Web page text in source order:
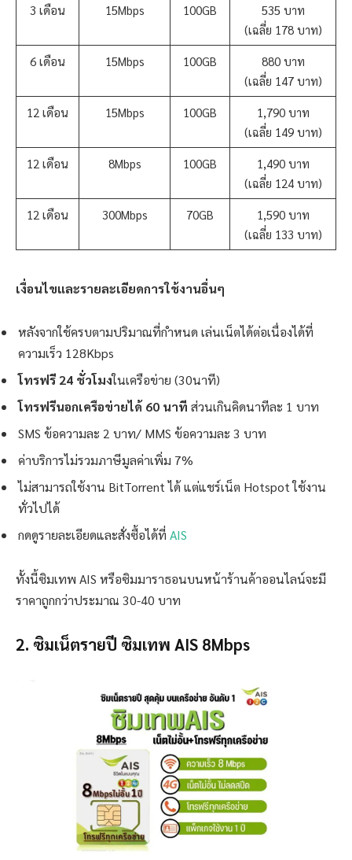
3 เดือน 15Mbps 100GB
535 บาท
(เฉลี่ย 178 บาท)
6 เดือน 15Mbps 100GB
880 บาท
(เฉลี่ย 147 บาท)
12 เดือน 15Mbps 100GB
1,790 บาท
(เฉลี่ย 149 บาท)
12 เดือน 8Mbps 100GB
1,490 บาท
(เฉลี่ย 124 บาท)
12 เดือน 300Mbps 70GB
1,590 บาท
(เฉลี่ย 133 บาท)
เงื่อนไขและรายละเอียดการใช้งานอื่นๆ
หลังจากใช้ครบตามปริมาณที่กำหนด เล่นเน็ตได้ต่อเนื่องได้ที่
ความเร็ว 128Kbps
โทรฟรี 24 ชั่วโมงในเครือข่าย (30นาที)
โทรฟรีนอกเครือข่ายได้ 60 นาที ส่วนเกินคิดนาทีละ 1 บาท
SMS ข้อความละ 2 บาท/ MMS ข้อความละ 3 บาท
ค่าบริการไม่รวมภาษีมูลค่าเพิ่ม 7%
ไม่สามารถใช้งาน BitTorrent ได้ แต่แชร์เน็ต Hotspot ใช้งาน
ทั่วไปได้
กดดูรายละเอียดและสั่งซื้อได้ที่ AIS
ทั้งนี้ซิมเทพ AIS หรือซิมมาราธอนบนหน้าร้านค้าออนไลน์จะมี
ราคาถูกกว่าประมาณ 30-40 บาท
2. ซิมเน็ตรายปี ซิมเทพ AIS 8Mbps